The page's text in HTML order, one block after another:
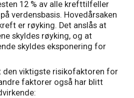
12 % av alle krefttilfeller
verdensbasis. Hovedårsaken
er røyking. Det anslås at
skyldes røyking, og at
skyldes eksponering for
den viktigste risikofaktoren for
faktorer også har blitt